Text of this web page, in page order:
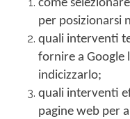
come
per posizionarsi
quali interventi
fornire a Google
indicizzarlo;
quali interventi
pagine web per